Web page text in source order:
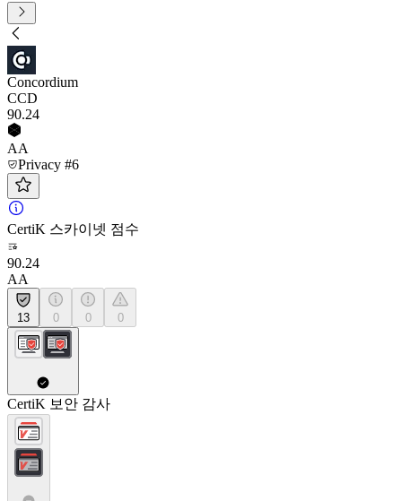
Concordium
CCD
90.24
AA
Privacy #6
CertiK 스카이넷 점수
90.24
AA
13 0 0 0
CertiK 보안 감사